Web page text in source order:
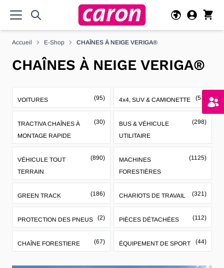
Accueil E-Shop CHAÎNES À NEIGE VERIGA®
CHAÎNES À NEIGE VERIGA®
VOITURES (95) 4x4, SUV & CAMIONETTE (58)
TRACTIVA CHAÎNES À
MONTAGE RAPIDE
(30)
BUS & VÉHICULE
UTILITAIRE
(298)
VÉHICULE TOUT
TERRAIN
(890)
MACHINES
FORESTIÈRES
(1125)
GREEN TRACK (186) CHARIOTS DE TRAVAIL (321)
PROTECTION DES PNEUS (2) PIÈCES DÉTACHÉES (112)
CHAÎNE FORESTIERE (67) ÉQUIPEMENT DE SPORT (44)